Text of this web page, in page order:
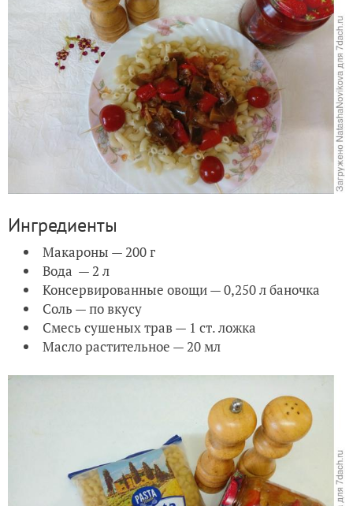
Ингредиенты
Макароны — 200 г
Вода — 2 л
Консервированные овощи — 0,250 л баночка
Соль — по вкусу
Смесь сушеных трав — 1 ст. ложка
Масло растительное — 20 мл